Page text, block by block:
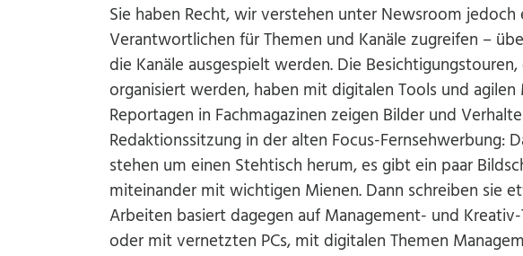
Sie haben Recht, wir verstehen unter Newsroom
Verantwortlichen für Themen und Kanäle zugreifen –
die Kanäle ausgespielt werden. Die
organisiert werden, haben mit digitalen Tools und
Reportagen in Fachmagazinen zeigen Bilder und
Redaktionssitzung in der alten Focus-Fernsehwerbung:
stehen um einen Stehtisch herum, es gibt ein paar
miteinander mit wichtigen Mienen. Dann schreiben sie
Arbeiten basiert dagegen auf Management- und
oder mit vernetzten PCs, mit digitalen Themen